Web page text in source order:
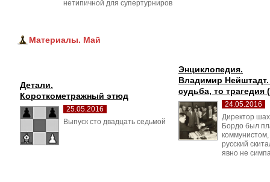
нетипичной для супертурниров
Материалы. Май
Детали.
Короткометражный этюд
25.05.2016
Выпуск сто двадцать седьмой
Энциклопедия.
Владимир
судьба, то трагедия
24.05.2016
Директор
Бордо был
коммунистом,
русский
явно не